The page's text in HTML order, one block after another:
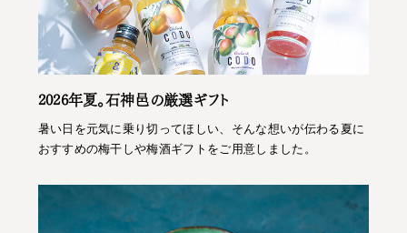
2026年夏。石神邑の厳選ギフト
暑い日を元気に乗り切ってほしい、そんな想いが伝わる夏に
おすすめの梅干しや梅酒ギフトをご用意しました。